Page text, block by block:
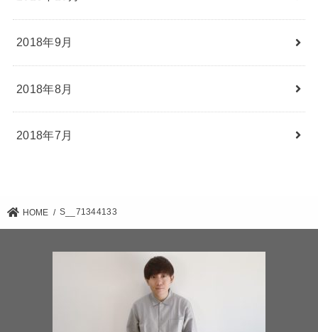
2018年9月
2018年8月
2018年7月
HOME S__71344133